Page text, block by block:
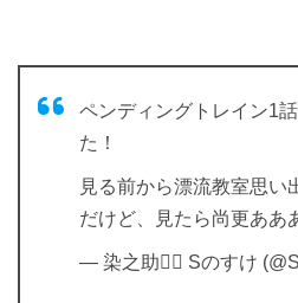
ペンディングトレイン1
た！
見る前から漂流教室思い
だけど、見たら尚更あ
— 染之助🏴‍☠️ Sのすけ